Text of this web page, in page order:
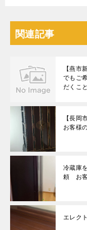
関連記事
【燕市
でもご
だくこ
【長岡
お客様
冷蔵庫
頼 お
エレク